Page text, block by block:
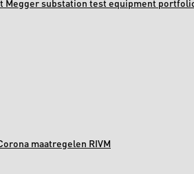
Megger substation test equipment
maatregelen RIVM